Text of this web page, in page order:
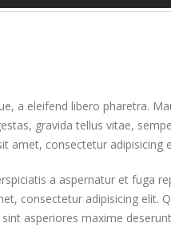
a eleifend libero pharetra.
gravida tellus vitae,
amet, consectetur adipisicing
a aspernatur et fuga
consectetur adipisicing elit.
asperiores maxime